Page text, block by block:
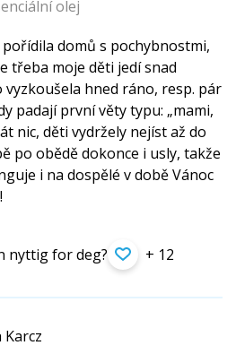
olej
domů s pochybnostmi,
třeba moje děti jedí snad
vyzkoušela hned ráno, resp. pár
padají první věty typu: „mami,
nic, děti vydržely nejíst až do
po obědě dokonce i usly, takže
i na dospělé v době Vánoc
nyttig for deg? + 12
Karcz